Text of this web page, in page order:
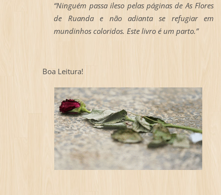
“Ninguém passa ileso pelas páginas de As Flores
de Ruanda e não adianta se refugiar em
mundinhos coloridos. Este livro é um parto.”
Boa Leitura!